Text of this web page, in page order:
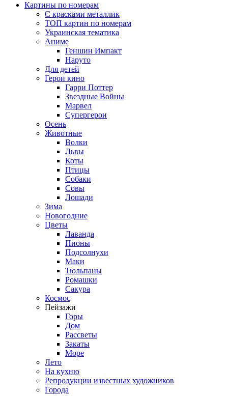
Картины по номерам
С красками металлик
ТОП картин по номерам
Украинская тематика
Аниме
Геншин Импакт
Наруто
Для детей
Герои кино
Гарри Поттер
Звездные Войны
Марвел
Супергерои
Осень
Животные
Волки
Львы
Коты
Птицы
Собаки
Совы
Лошади
Зима
Новогодние
Цветы
Лаванда
Пионы
Подсолнухи
Маки
Тюльпаны
Ромашки
Сакура
Космос
Пейзажи
Горы
Дом
Рассветы
Закаты
Море
Лето
На кухню
Репродукции известных художников
Города